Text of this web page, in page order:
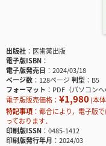
出版社
医歯薬出版
電子版ISBN
電子版発売日
2024/03/18
ページ数
128ページ判型
B5
フォーマット
PDF（パソコン
電子版販売価格： ¥1,980(本
特記事項
都合により，電子版
っております．
印刷版ISSN
0485-1412
印刷版発行年月
2024/03